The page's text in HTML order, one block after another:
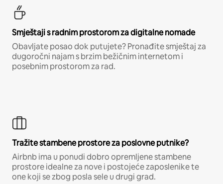
Smještaji s radnim prostorom za digitalne nomade
Obavljate posao dok putujete? Pronađite smještaj za
dugoročni najam s brzim bežičnim internetom i
posebnim prostorom za rad.
Tražite stambene prostore za poslovne putnike?
Airbnb ima u ponudi dobro opremljene stambene
prostore idealne za nove i postojeće zaposlenike te
one koji se zbog posla sele u drugi grad.